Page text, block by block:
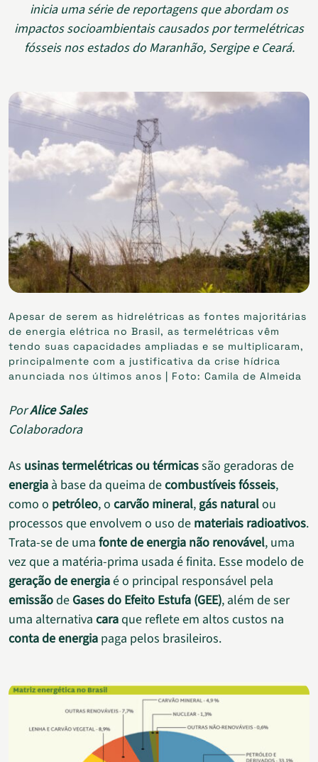
inicia uma série de reportagens que abordam os
impactos socioambientais causados por termelétricas
fósseis nos estados do Maranhão, Sergipe e Ceará.
Apesar de serem as hidrelétricas as fontes majoritárias
de energia elétrica no Brasil, as termelétricas vêm
tendo suas capacidades ampliadas e se multiplicaram,
principalmente com a justificativa da crise hídrica
anunciada nos últimos anos | Foto: Camila de Almeida
PorAlice Sales
Colaboradora
As usinas termelétricas ou térmicassão geradoras de
energia à base da queima decombustíveis fósseis,
como o petróleo, o carvão mineral, gás naturalou
processos que envolvem o uso de materiais radioativos.
Trata-se de uma fonte de energia não renovável, uma
vez que a matéria-prima usada é finita. Esse modelo de
geração de energiaé o principal responsável pela
emissãode Gases do Efeito Estufa (GEE), além de ser
uma alternativa caraque reflete em altos custos na
conta de energia paga pelos brasileiros.